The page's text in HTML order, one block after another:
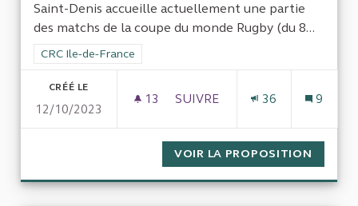
Saint-Denis accueille actuellement une partie
des matchs de la coupe du monde Rugby (du 8...
Filtrer les résultats de la catégorie : CRC Ile-de-France
CRC Ile-de-France
CRÉÉ LE
12/10/2023
13 13 ABONNÉS
SUIVRE
36 9
VOIR LA PROPOSITION